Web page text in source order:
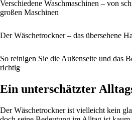
Verschiedene Waschmaschinen – von
großen Maschinen
Der Wäschetrockner – das übersehene
So reinigen Sie die Außenseite und das
richtig
Ein unterschätzter
Der Wäschetrockner ist vielleicht kein